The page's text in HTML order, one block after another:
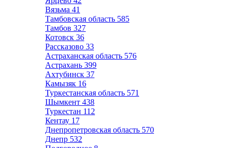
Вязьма 41
Тамбовская область 585
Тамбов 327
Котовск 36
Рассказово 33
Астраханская область 576
Астрахань 399
Ахтубинск 37
Камызяк 16
Туркестанская область 571
Шымкент 438
Туркестан 112
Кентау 17
Днепропетровская область 570
Днепр 532